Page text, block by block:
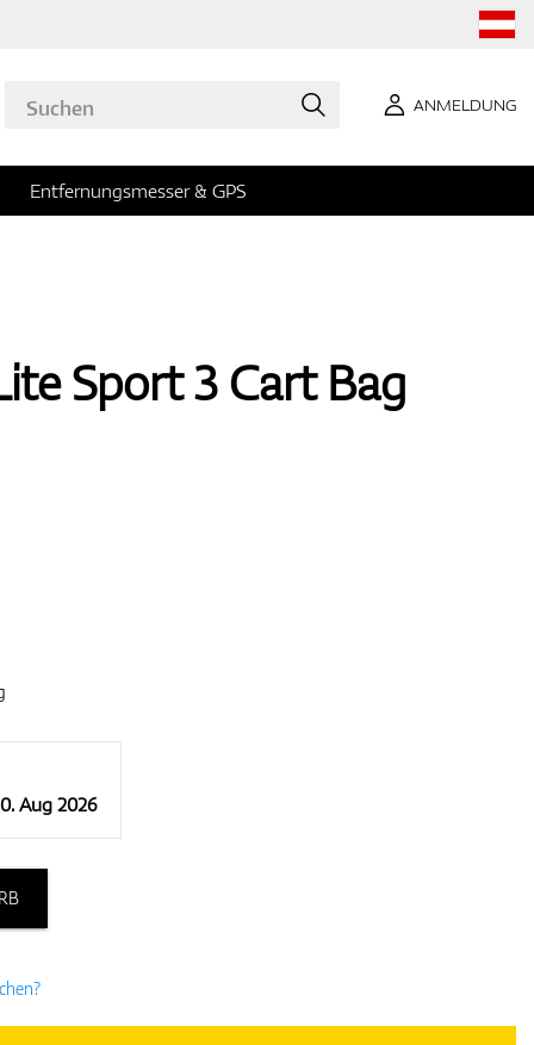
ANMELDUNG
Entfernungsmesser & GPS
Sport 3 Cart Bag
Aug 2026